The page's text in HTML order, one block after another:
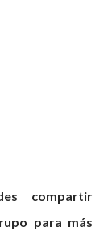
compartir
para más